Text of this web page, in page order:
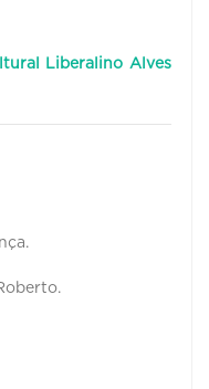
Liberalino Alves